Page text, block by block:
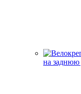
на заднюю